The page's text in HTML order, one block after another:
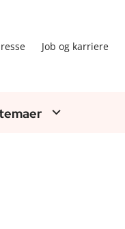
Job og karriere